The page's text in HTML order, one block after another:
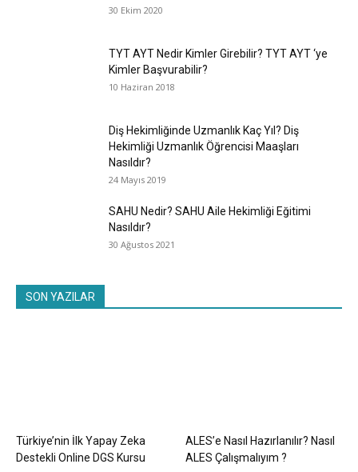
30 Ekim 2020
TYT AYT Nedir Kimler Girebilir? TYT AYT ‘ye
Kimler Başvurabilir?
10 Haziran 2018
Diş Hekimliğinde Uzmanlık Kaç Yıl? Diş
Hekimliği Uzmanlık Öğrencisi Maaşları
Nasıldır?
24 Mayıs 2019
SAHU Nedir? SAHU Aile Hekimliği Eğitimi
Nasıldır?
30 Ağustos 2021
SON YAZILAR
Türkiye’nin İlk Yapay Zeka
Destekli Online DGS Kursu
ALES’e Nasıl Hazırlanılır? Nasıl
ALES Çalışmalıyım ?